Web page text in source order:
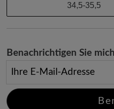
34,5-35,5
Benachrichtigen Sie